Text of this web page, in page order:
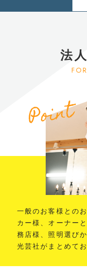
法
一般のお客様との
カー様、オーナー
務店様、照明選び
光芸社がまとめて